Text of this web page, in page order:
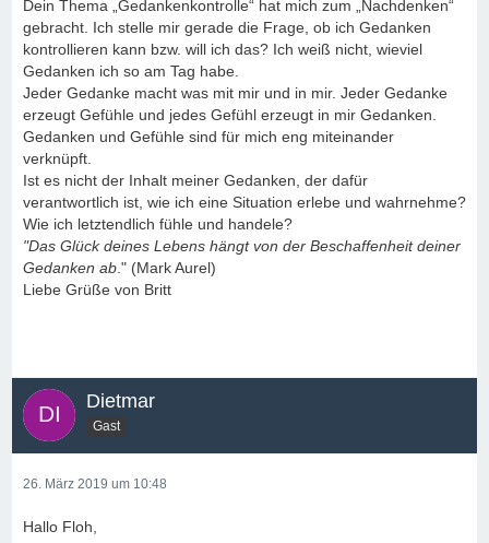
Dein Thema „Gedankenkontrolle“ hat mich zum „Nachdenken“
gebracht. Ich stelle mir gerade die Frage, ob ich Gedanken
kontrollieren kann bzw. will ich das? Ich weiß nicht, wieviel
Gedanken ich so am Tag habe.
Jeder Gedanke macht was mit mir und in mir. Jeder Gedanke
erzeugt Gefühle und jedes Gefühl erzeugt in mir Gedanken.
Gedanken und Gefühle sind für mich eng miteinander
verknüpft.
Ist es nicht der Inhalt meiner Gedanken, der dafür
verantwortlich ist, wie ich eine Situation erlebe und wahrnehme?
Wie ich letztendlich fühle und handele?
"Das Glück deines Lebens hängt von der Beschaffenheit deiner
Gedanken ab ." (Mark Aurel)
Liebe Grüße von Britt
Dietmar
Gast
26. März 2019 um 10:48
Hallo Floh,